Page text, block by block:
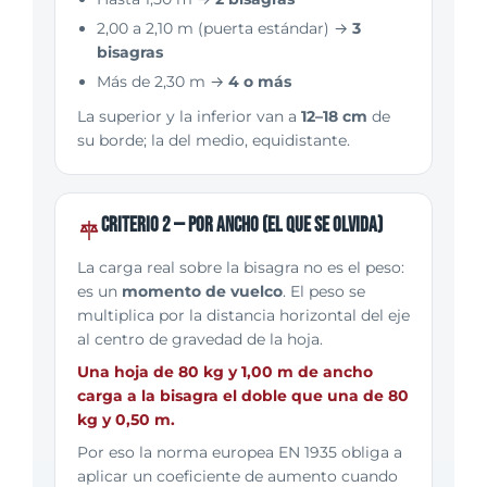
2,00 a 2,10 m (puerta estándar) → 3
bisagras
Más de 2,30 m → 4 o más
La superior y la inferior van a 12–18 cm de
su borde; la del medio, equidistante.
Criterio 2 — por ancho (el que se olvida)
La carga real sobre la bisagra no es el peso:
es un momento de vuelco. El peso se
multiplica por la distancia horizontal del eje
al centro de gravedad de la hoja.
Una hoja de 80 kg y 1,00 m de ancho
carga a la bisagra el doble que una de 80
kg y 0,50 m.
Por eso la norma europea EN 1935 obliga a
aplicar un coeficiente de aumento cuando